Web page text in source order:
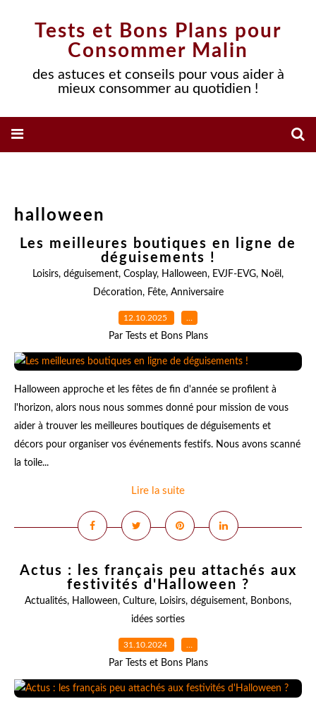
Tests et Bons Plans pour
Consommer Malin
des astuces et conseils pour vous aider à
mieux consommer au quotidien !
halloween
Les meilleures boutiques en ligne de
déguisements !
Loisirs, déguisement, Cosplay, Halloween, EVJF-EVG, Noël ,
Décoration, Fête, Anniversaire
12.10.2025 …
Par Tests et Bons Plans
Halloween approche et les fêtes de fin d'année se profilent à
l'horizon, alors nous nous sommes donné pour mission de vous
aider à trouver les meilleures boutiques de déguisements et
décors pour organiser vos événements festifs. Nous avons scanné
la toile...
Lire la suite
Actus : les français peu attachés aux
festivités d'Halloween ?
Actualités, Halloween, Culture, Loisirs, déguisement, Bonbons,
idées sorties
31.10.2024 …
Par Tests et Bons Plans